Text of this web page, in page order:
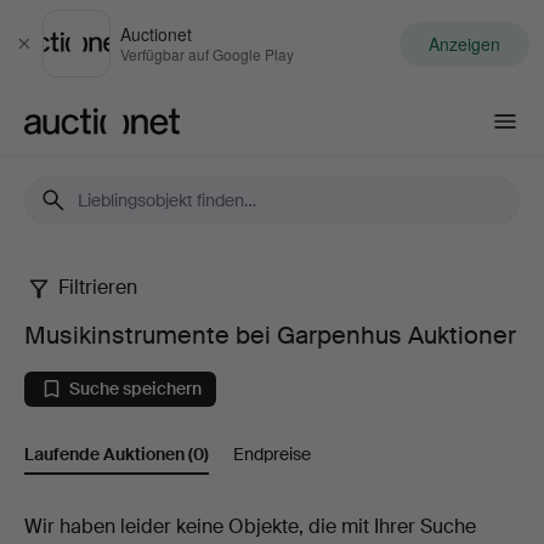
Schließen
Auctionet
Verfügbar auf Google Play Anzeigen
Musikinstrumente
bei
Garpenhus
Auktioner
Filtrieren
Musikinstrumente bei Garpenhus Auktioner
Suche speichern
Laufende Auktionen(0) Endpreise
Laufende
Wir haben leider keine Objekte, die mit Ihrer Suche